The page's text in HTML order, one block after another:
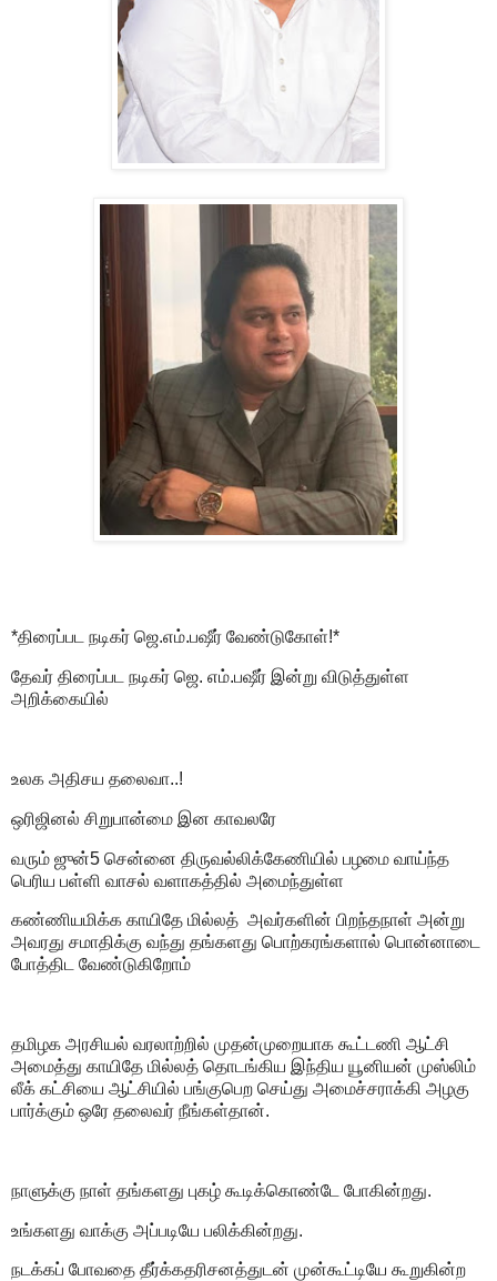
*திரைப்பட நடிகர் ஜெ.எம்.பஷீர் வேண்டுகோள்!*
தேவர் திரைப்பட நடிகர் ஜெ. எம்.பஷீர் இன்று விடுத்துள்ள
அறிக்கையில்
உலக அதிசய தலைவா..!
ஒரிஜினல் சிறுபான்மை இன காவலரே
வரும் ஜுன்5 சென்னை திருவல்லிக்கேணியில் பழமை வாய்ந்த
பெரிய பள்ளி வாசல் வளாகத்தில் அமைந்துள்ள
கண்ணியமிக்க காயிதே மில்லத் அவர்களின் பிறந்தநாள் அன்று
அவரது சமாதிக்கு வந்து தங்களது பொற்கரங்களால் பொன்னாடை
போத்திட வேண்டுகிறோம்
தமிழக அரசியல் வரலாற்றில் முதன்முறையாக கூட்டணி ஆட்சி
அமைத்து காயிதே மில்லத் தொடங்கிய இந்திய யூனியன் முஸ்லிம்
லீக் கட்சியை ஆட்சியில் பங்குபெற செய்து அமைச்சராக்கி அழகு
பார்க்கும் ஒரே தலைவர் நீங்கள்தான்.
நாளுக்கு நாள் தங்களது புகழ் கூடிக்கொண்டே போகின்றது.
உங்களது வாக்கு அப்படியே பலிக்கின்றது.
நடக்கப் போவதை தீர்க்கதரிசனத்துடன் முன்கூட்டியே கூறுகின்ற